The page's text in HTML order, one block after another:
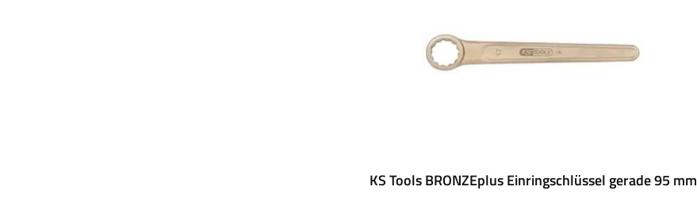
KS Tools BRONZEplus Einringschlüssel gerade 95 mm